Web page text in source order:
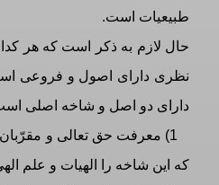
طبیعیات است.
حال لازم به ذکر است که هر
نظری دارای اصول و فروعی
دارای دو اصل و شاخه اصلی
1) معرفت حق تعالی و
که این شاخه را الهیات و علم